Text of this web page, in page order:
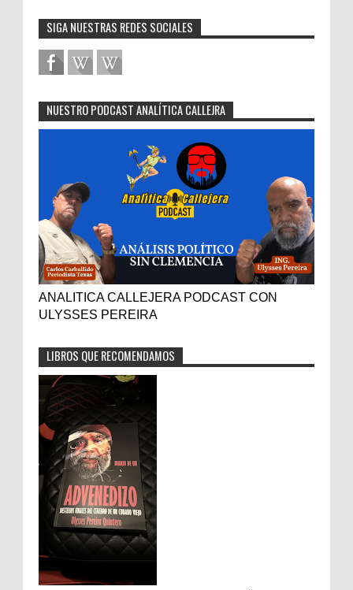
SIGA NUESTRAS REDES SOCIALES
NUESTRO PODCAST ANALÍTICA CALLEJRA
ANALITICA CALLEJERA PODCAST CON
ULYSSES PEREIRA
LIBROS QUE RECOMENDAMOS